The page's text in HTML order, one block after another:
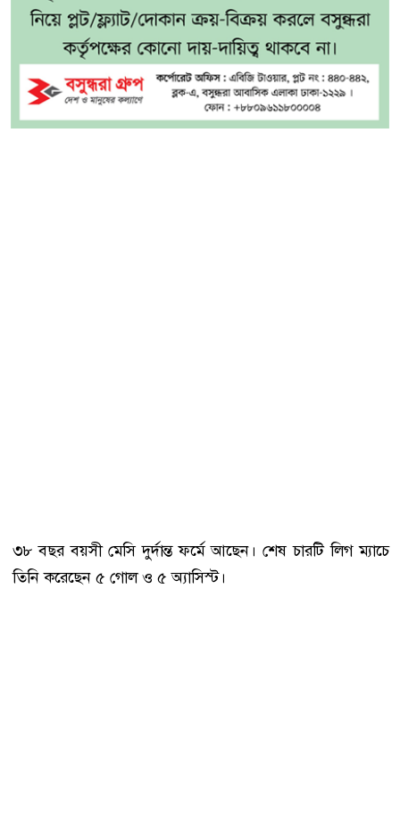
৩৮ বছর বয়সী মেসি দুর্দান্ত ফর্মে আছেন। শেষ চারটি লিগ ম্যাচে
তিনি করেছেন ৫ গোল ও ৫ অ্যাসিস্ট।